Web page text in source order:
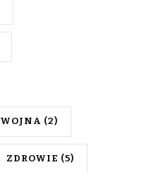
WOJNA (2)
ZDROWIE (5)